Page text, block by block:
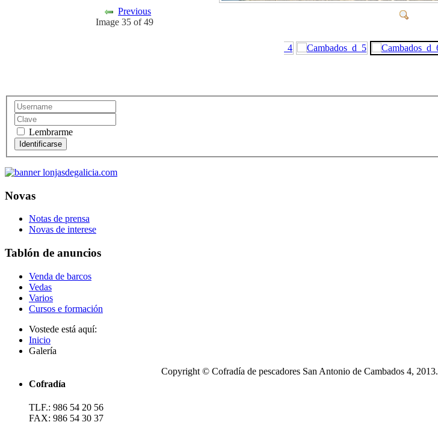
Previous
Image 35 of 49
Lembrarme
Novas
Notas de prensa
Novas de interese
Tablón de anuncios
Venda de barcos
Vedas
Varios
Cursos e formación
Vostede está aquí:
Inicio
Galería
Cofradía
TLF.: 986 54 20 56
FAX: 986 54 30 37
Copyright © Cofradía de pescadores San Antonio de Cambados 4, 2013.